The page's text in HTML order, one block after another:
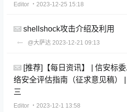
Editor ・2023-12-25 15:18
shellshock攻击介绍及利用
@大萨达 2023-12-21 09:13
[推荐]【每日资讯】 | 信安标
络安全评估指南（征求意见稿）
三
Editor ・2023-12-1 13:58